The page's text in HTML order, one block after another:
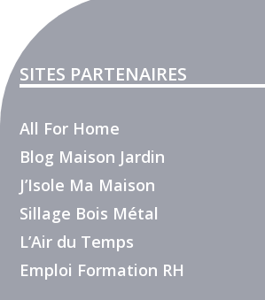
SITES PARTENAIRES
All For Home
Blog Maison Jardin
J’Isole Ma Maison
Sillage Bois Métal
L’Air du Temps
Emploi Formation RH